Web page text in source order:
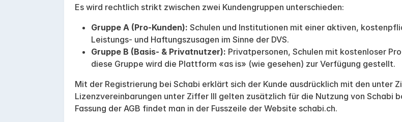
Es wird rechtlich strikt zwischen zwei Kundengruppen unterschieden:
Gruppe A (Pro-Kunden): Schulen und Institutionen mit einer aktiven,
Leistungs- und Haftungszusagen im Sinne der DVS.
Gruppe B (Basis- & Privatnutzer): Privatpersonen, Schulen mit kostenloser
diese Gruppe wird die Plattform «as is» (wie gesehen) zur Verfügung gestellt.
Mit der Registrierung bei Schabi erklärt sich der Kunde ausdrücklich mit den unter
Lizenzvereinbarungen unter Ziffer III gelten zusätzlich für die Nutzung von Schabi
Fassung der AGB findet man in der Fusszeile der Website schabi.ch.